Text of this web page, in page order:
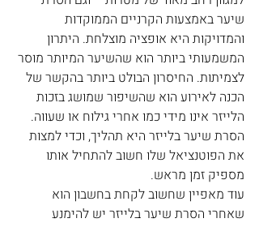
שיער באמצעות הקרניים הממוקדות
והמדויקות היא אופציה מוצלחת. היתרון
המשמעותי ביותר הוא שהשיער המיותר מוסר
לצמיתות. החיסרון הבולט ביותר בהקשר של
הכנה לאירוע הוא שהשיפור שמושג בזכות
הלייזר אינו מידי כמו אחרי גילוח או שעווה.
הסרת שיער בלייזר היא תהליך, וכדי למצות
את הפוטנציאל שלו חשוב להתחיל אותו
מספיק זמן מראש.
עוד מאפיין שחשוב לקחת בחשבון הוא
שאחרי הסרת שיער בלייזר יש להימנע